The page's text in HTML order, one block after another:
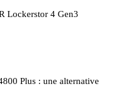
Lockerstor 4 Gen3
Plus : une alternative